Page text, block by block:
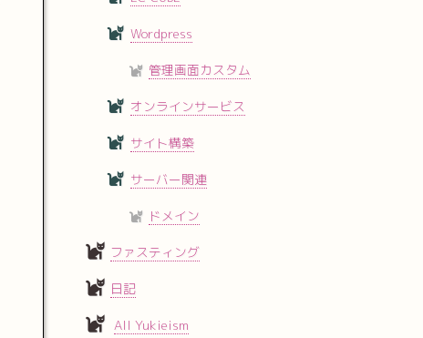
Wordpress
管理画面カスタム
オンラインサービス
サイト構築
サーバー関連
ドメイン
ファスティング
日記
All Yukieism